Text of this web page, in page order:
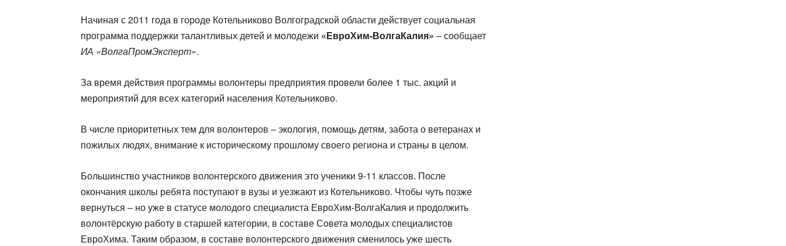
Начиная с 2011 года в городе Котельниково Волгоградской области действует социальная
программа поддержки талантливых детей и молодежи «ЕвроХим-ВолгаКалия» – сообщает
ИА «ВолгаПромЭксперт».
За время действия программы волонтеры предприятия провели более 1 тыс. акций и
мероприятий для всех категорий населения Котельниково.
В числе приоритетных тем для волонтеров – экология, помощь детям, забота о ветеранах и
пожилых людях, внимание к историческому прошлому своего региона и страны в целом.
Большинство участников волонтерского движения это ученики 9-11 классов. После
окончания школы ребята поступают в вузы и уезжают из Котельниково. Чтобы чуть позже
вернуться – но уже в статусе молодого специалиста ЕвроХим-ВолгаКалия и продолжить
волонтёрскую работу в старшей категории, в составе Совета молодых специалистов
ЕвроХима. Таким образом, в составе волонтерского движения сменилось уже шесть